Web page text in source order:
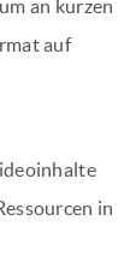
an kurzen
auf
in